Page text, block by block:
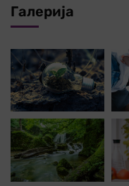
Галерија